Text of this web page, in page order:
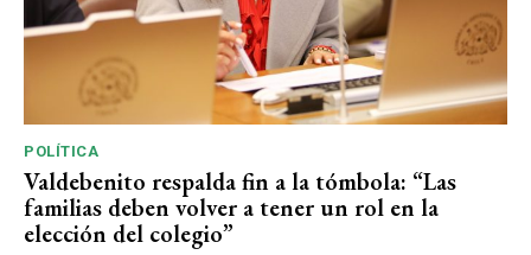
POLÍTICA
Valdebenito respalda fin a la tómbola: “Las
familias deben volver a tener un rol en la
elección del colegio”